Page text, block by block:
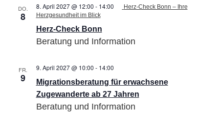
DO.
8
Herz-Check Bonn
8. April 2027 @ 12:00 - 14:00
Herz-Check Bonn – Ihre
Herzgesundheit im Blick
Beratung und Information
FR.
9
Migrationsberatung für erwachsene
Zugewanderte ab 27 Jahren
9. April 2027 @ 10:00 - 14:00
erwachsene
Zugewanderte
ab
27
Beratung und Information